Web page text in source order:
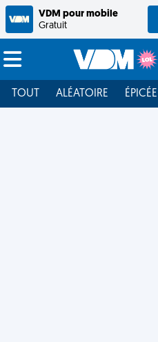
VDM pour mobile
Gratuit
TOUT ALÉATOIRE ÉPICÉE